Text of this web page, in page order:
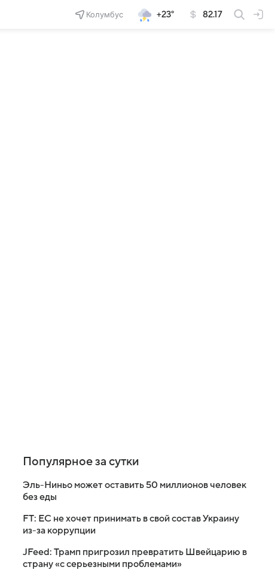
Колумбус +23° 82.17
Популярное за сутки
Эль-Ниньо может оставить 50 миллионов человек
без еды
FT: ЕС не хочет принимать в свой состав Украину
из-за коррупции
JFeed: Трамп пригрозил превратить Швейцарию в
страну «с серьезными проблемами»